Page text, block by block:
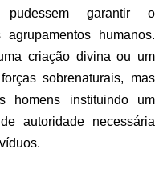
garantir o
humanos.
criação divina ou um
sobrenaturais, mas
homens instituindo um
autoridade necessária